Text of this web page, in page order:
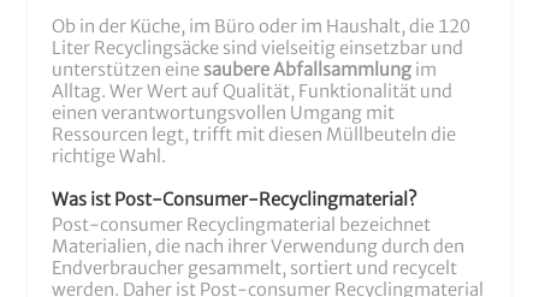
Ob in der Küche, im Büro oder im Haushalt, die 120
Liter Recyclingsäcke sind vielseitig einsetzbar und
unterstützen eine saubere Abfallsammlung im
Alltag. Wer Wert auf Qualität, Funktionalität und
einen verantwortungsvollen Umgang mit
Ressourcen legt, trifft mit diesen Müllbeuteln die
richtige Wahl.
Was ist Post-Consumer-Recyclingmaterial?
Post-consumer Recyclingmaterial bezeichnet
Materialien, die nach ihrer Verwendung durch den
Endverbraucher gesammelt, sortiert und recycelt
werden. Daher ist Post-consumer Recyclingmaterial